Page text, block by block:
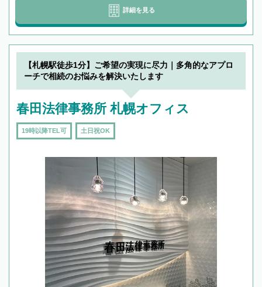
詳細を見る
【札幌駅徒歩1分】ご希望の実現に尽力｜多角的なアプロ
ーチで相続のお悩みを解決いたします
春田法律事務所 札幌オフィス
19時以降TEL可 土日祝OK